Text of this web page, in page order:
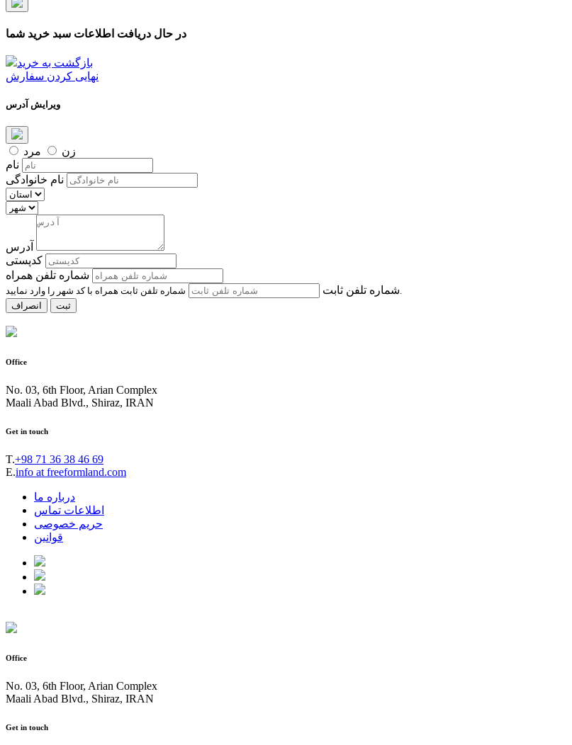
در حال دریافت اطلاعات سبد خرید شما
بازگشت به خرید
نهایی کردن سفارش
ویرایش آدرس
زن
مرد
نام
نام خانوادگی
آدرس
کدپستی
شماره تلفن همراه
شماره تلفن ثابت
انصراف
ثبت
Office
No. 03, 6th Floor, Arian Complex
Maali Abad Blvd., Shiraz, IRAN
Get in touch
T.+98 71 36 38 46 69
E.info at freeformland.com
درباره ما
اطلاعات تماس
حریم خصوصی
قوانین
Office
No. 03, 6th Floor, Arian Complex
Maali Abad Blvd., Shiraz, IRAN
Get in touch